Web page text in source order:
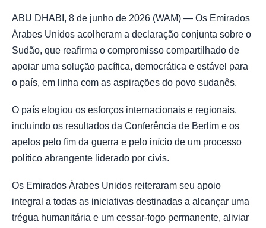
ABU DHABI, 8 de junho de 2026 (WAM) — Os Emirados
Árabes Unidos acolheram a declaração conjunta sobre o
Sudão, que reafirma o compromisso compartilhado de
apoiar uma solução pacífica, democrática e estável para
o país, em linha com as aspirações do povo sudanês.
O país elogiou os esforços internacionais e regionais,
incluindo os resultados da Conferência de Berlim e os
apelos pelo fim da guerra e pelo início de um processo
político abrangente liderado por civis.
Os Emirados Árabes Unidos reiteraram seu apoio
integral a todas as iniciativas destinadas a alcançar uma
trégua humanitária e um cessar-fogo permanente, aliviar